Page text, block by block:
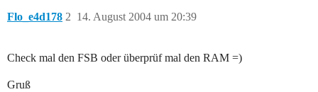
Flo_e4d178 14. August 2004 um 20:39
2
Check mal den FSB oder überprüf mal den RAM =)
Gruß